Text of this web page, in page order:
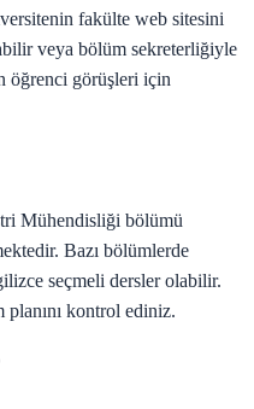
fakülte web sitesini
veya bölüm sekreterliğiyle
öğrenci görüşleri için
Mühendisliği bölümü
Bazı bölümlerde
seçmeli dersler olabilir.
kontrol ediniz.